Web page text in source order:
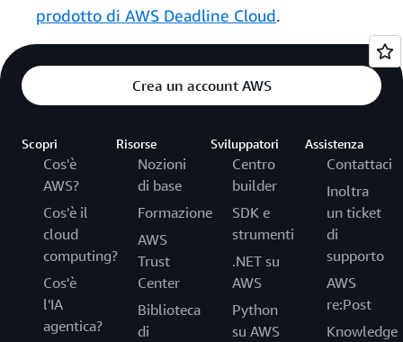
prodotto di AWS Deadline Cloud.
Crea un account AWS
Scopri
Cos'è
AWS?
Cos'è il
cloud
computing?
Cos'è
l'IA
agentica?
Risorse
Nozioni
di base
Formazione
AWS
Trust
Center
Biblioteca
di
Sviluppatori
Centro
builder
SDK e
strumenti
.NET su
AWS
Python
su AWS
Assistenza
Contattaci
Inoltra
un ticket
di
supporto
AWS
re:Post
Knowledge